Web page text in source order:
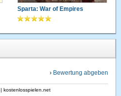
Sparta: War of Empires
› Bewertung abgeben
kostenlosspielen.net